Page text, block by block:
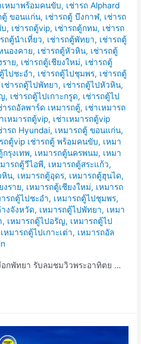
เหมาพร้อมคนขับ, เช่ารถ Alphard
ตู้ ขอนแก่น, เช่ารถตู้ บึงกาฬ, เช่ารถ
, เช่ารถตู้vip, เช่ารถตู้กทม, เช่ารถ
ถตู้นำเที่ยว, เช่ารถตู้พัทยา, เช่ารถตู้
นองคาย, เช่ารถตู้หัวหิน, เช่ารถตู้
ราย, เช่ารถตู้เชียงใหม่, เช่ารถตู้
ไปชะอำ, เช่ารถตู้ไปชุมพร, เช่ารถตู้
เช่ารถตู้ไปพัทยา, เช่ารถตู้ไปหัวหิน,
, เช่ารถตู้ไปเกาะกรูด, เช่ารถตู้ไป
ารถอัลพาร์ด เหมารถตู้, เช่าเหมารถ
เหมารถตู้vip, เช่าเหมารถตู้vip
ารถ Hyundai, เหมารถตู้ ขอนแก่น,
ถตู้vip เช่ารถตู้ พร้อมคนขับ, เหมา
กรุงเทพ, เหมารถตู้นครพนม, เหมา
ารถตู้วีไอพี, เหมารถตู้สระแก้ว,
หิน, เหมารถตู้อุดร, เหมารถตู้ฮุนได,
งราย, เหมารถตู้เชียงใหม่, เหมารถ
ารถตู้ไปชะอำ, เหมารถตู้ไปชุมพร,
งจังหวัด, เหมารถตู้ไปพัทยา, เหมา
, เหมารถตู้ไปอรัญ, เหมารถตู้ไป
เหมารถตู้ไปเกาะเต่า, เหมารถอัล
อกพัทยา รับลมชมวิวพระอาทิตย …